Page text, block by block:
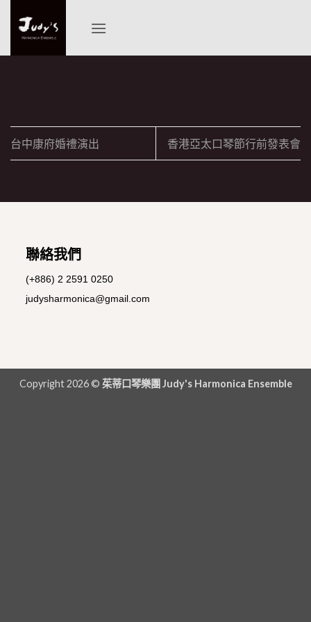
content
台中康府婚禮演出 香港亞太口琴節行前發表會
聯絡我們
(+886) 2 2591 0250
judysharmonica@gmail.com
Copyright 2026 © 茱蒂口琴樂團 Judy's Harmonica Ensemble